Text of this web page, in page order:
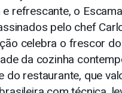
refrescante, o
pelo chef
celebra o frescor
da cozinha
do restaurante, que